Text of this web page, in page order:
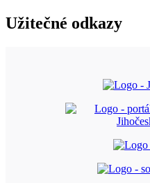
Užitečné odkazy